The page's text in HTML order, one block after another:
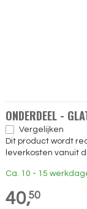
ONDERDEEL -
Vergelijken
Dit product wordt
leverkosten vanuit
Ca. 10 - 15
40,50